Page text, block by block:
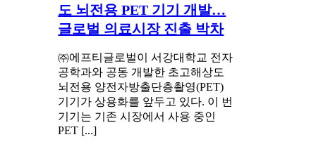
도 뇌전용 PET 기기 개발…
글로벌 의료시장 진출 박차
㈜에프티글로벌이 서강대학교 전자
공학과와 공동 개발한 초고해상도
뇌전용 양전자방출단층촬영(PET)
기기가 상용화를 앞두고 있다. 이 번
기기는 기존 시장에서 사용 중인
PET [...]